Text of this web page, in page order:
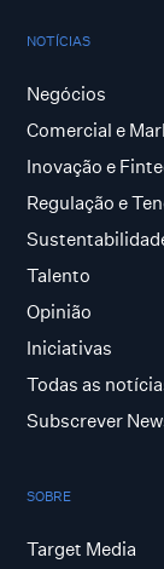
NOTÍCIAS
Negócios
Comercial e
Inovação e
Regulação e
Talento
Opinião
Iniciativas
Todas as
Subscrever
SOBRE
Target Media